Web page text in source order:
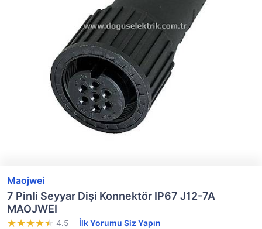
Maojwei
7 Pinli Seyyar Dişi Konnektör IP67 J12-7A
MAOJWEI
4.5 İlk Yorumu Siz Yapın